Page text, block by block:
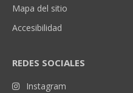
Mapa del sitio
Accesibilidad
REDES SOCIALES
Instagram